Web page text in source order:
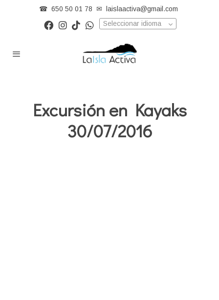
☎ 650 50 01 78 ✉
laislaactiva@gmail.com
Seleccionar idioma
Excursión en Kayaks
30/07/2016